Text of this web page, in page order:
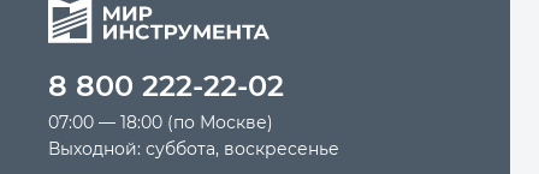
8 800 222-22-02
07:00 — 18:00 (по Москве)
Выходной: суббота, воскресенье